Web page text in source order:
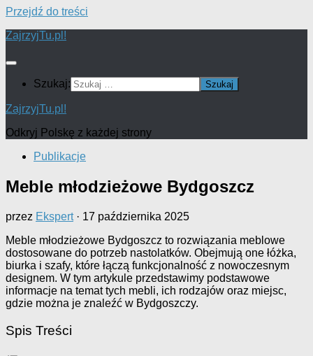
Przejdź do treści
ZajrzyjTu.pl!
Szukaj:
ZajrzyjTu.pl!
Odkryj Polskę z każdej strony
Publikacje
Meble młodzieżowe Bydgoszcz
przez Ekspert· 17 października 2025
Meble młodzieżowe Bydgoszcz to rozwiązania meblowe
dostosowane do potrzeb nastolatków. Obejmują one łóżka,
biurka i szafy, które łączą funkcjonalność z nowoczesnym
designem. W tym artykule przedstawimy podstawowe
informacje na temat tych mebli, ich rodzajów oraz miejsc,
gdzie można je znaleźć w Bydgoszczy.
Spis Treści